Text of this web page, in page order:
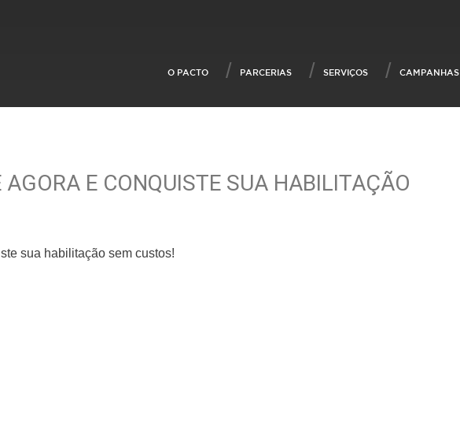
O PACTO PARCERIAS SERVIÇOS CAMPANHAS
AGORA E CONQUISTE SUA HABILITAÇÃO
sua habilitação sem custos!